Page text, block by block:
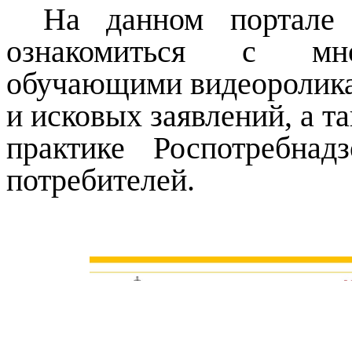
На данном портале
ознакомиться с
обучающими
и исковых заявлений, а
практике
потребителей.